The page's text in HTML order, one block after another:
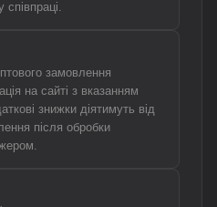
співпраці.
замовлення
на сайті з вказанням
знижки діятимуть від
після обробки